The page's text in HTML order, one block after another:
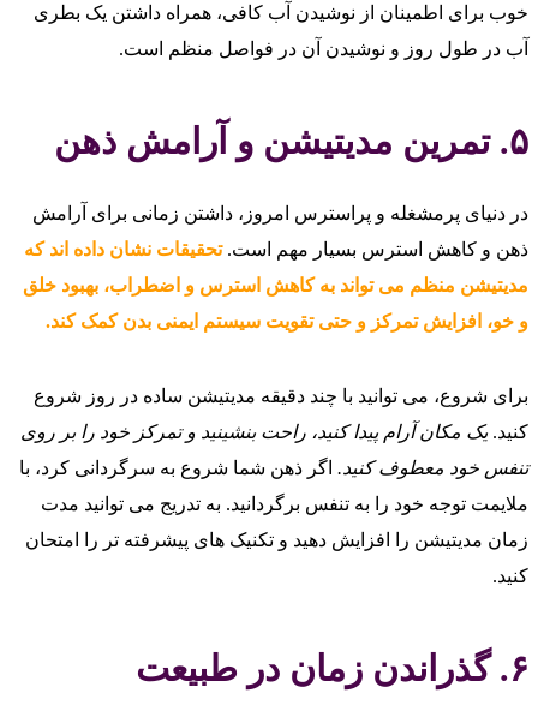
خوب برای اطمینان از نوشیدن آب کافی، همراه داشتن یک بطری
آب در طول روز و نوشیدن آن در فواصل منظم است.
۵. تمرین مدیتیشن و آرامش ذهن
در دنیای پرمشغله و پراسترس امروز، داشتن زمانی برای آرامش
ذهن و کاهش استرس بسیار مهم است.تحقیقات نشان داده‌ اند که
مدیتیشن منظم می‌ تواند به کاهش استرس و اضطراب، بهبود خلق
و خو، افزایش تمرکز و حتی تقویت سیستم ایمنی بدن کمک کند.
برای شروع، می‌ توانید با چند دقیقه مدیتیشن ساده در روز شروع
کنید.یک مکان آرام پیدا کنید، راحت بنشینید و تمرکز خود را بر روی
تنفس خود معطوف کنید. اگر ذهن شما شروع به سرگردانی کرد، با
ملایمت توجه خود را به تنفس برگردانید. به تدریج می‌ توانید مدت
زمان مدیتیشن را افزایش دهید و تکنیک‌ های پیشرفته‌ تر را امتحان
کنید.
۶. گذراندن زمان در طبیعت